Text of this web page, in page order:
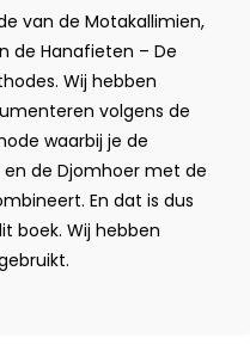
van de Motakallimien,
de Hanafieten – De
Wij hebben
volgens de
waarbij je de
de Djomhoer met de
En dat is dus
boek. Wij hebben